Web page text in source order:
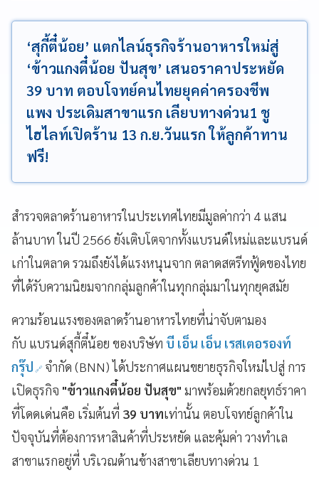
‘สุกี้ตี๋น้อย’ แตกไลน์ธุรกิจร้านอาหารใหม่สู่
‘ข้าวแกงตี๋น้อย ปันสุข’ เสนอราคาประหยัด
39 บาท ตอบโจทย์คนไทยยุคค่าครองชีพ
แพง ประเดิมสาขาแรก เลียบทางด่วน1 ชู
ไฮไลท์เปิดร้าน 13 ก.ย.วันแรก ให้ลูกค้าทาน
ฟรี!
สำรวจตลาดร้านอาหารในประเทศไทยมีมูลค่ากว่า 4 แสน
ล้านบาท ในปี 2566 ยังเติบโตจากทั้งแบรนด์ใหม่และแบรนด์
เก่าในตลาด รวมถึงยังได้แรงหนุนจาก ตลาดสตรีทฟู้ดของไทย
ที่ได้รับความนิยมจากกลุ่มลูกค้าในทุกกลุ่มมาในทุกยุคสมัย
ความร้อนแรงของตลาดร้านอาหารไทยที่น่าจับตามอง
กับ แบรนด์สุกี้ตี๋น้อย ของบริษัท บี เอ็น เอ็น เรสเตอรองท์
กรุ๊ป จำกัด (BNN) ได้ประกาศแผนขยายธุรกิจใหม่ไปสู่ การ
เปิดธุรกิจ "ข้าวแกงตี๋น้อย ปันสุข" มาพร้อมด้วยกลยุทธ์ราคา
ที่โดดเด่นคือ เริ่มต้นที่ 39 บาทเท่านั้น ตอบโจทย์ลูกค้าใน
ปัจจุบันที่ต้องการหาสินค้าที่ประหยัด และคุ้มค่า วางทำเล
สาขาแรกอยู่ที่ บริเวณด้านข้างสาขาเลียบทางด่วน 1